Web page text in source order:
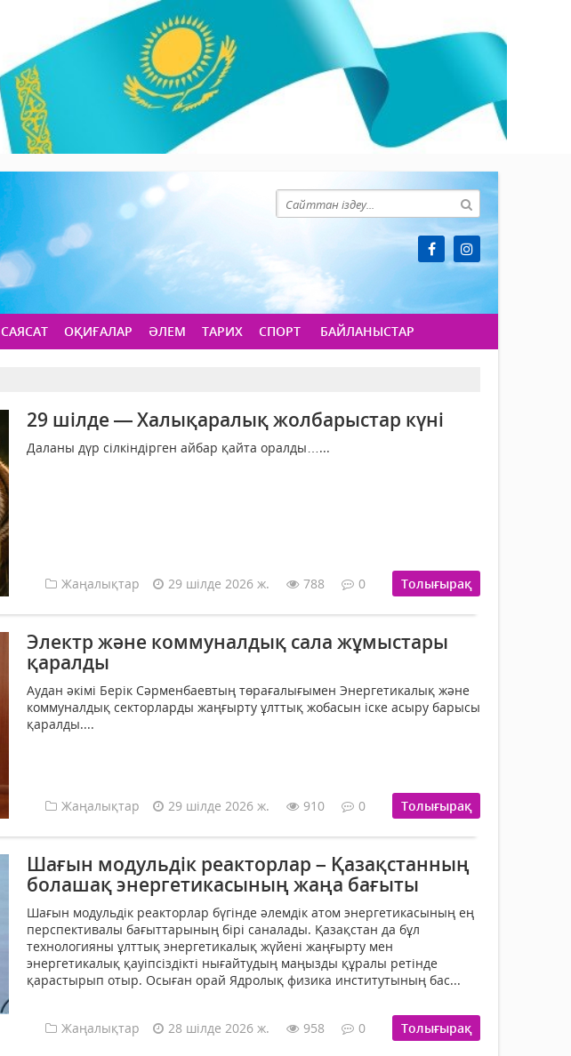
САЯСАТ ОҚИҒАЛАР ӘЛЕМ ТАРИХ СПОРТ БАЙЛАНЫСТАР
29 шілде — Халықаралық жолбарыстар күні
Даланы дүр сілкіндірген айбар қайта оралды…...
Жаңалықтар 29 шілде 2026 ж. 788 0 Толығырақ
Электр және коммуналдық сала жұмыстары
қаралды
Аудан әкімі Берік Сәрменбаевтың төрағалығымен Энергетикалық және
коммуналдық секторларды жаңғырту ұлттық жобасын іске асыру барысы
қаралды....
Жаңалықтар 29 шілде 2026 ж. 910 0 Толығырақ
Шағын модульдік реакторлар – Қазақстанның
болашақ энергетикасының жаңа бағыты
Шағын модульдік реакторлар бүгінде әлемдік атом энергетикасының ең
перспективалы бағыттарының бірі саналады. Қазақстан да бұл
технологияны ұлттық энергетикалық жүйені жаңғырту мен
энергетикалық қауіпсіздікті нығайтудың маңызды құралы ретінде
қарастырып отыр. Осыған орай Ядролық физика институтының бас...
Жаңалықтар 28 шілде 2026 ж. 958 0 Толығырақ